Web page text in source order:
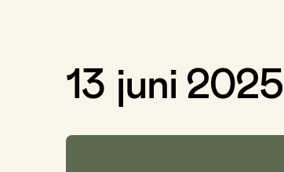
13 juni